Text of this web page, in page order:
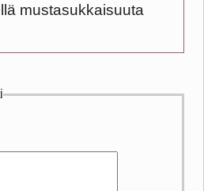
mustasukkaisuuta